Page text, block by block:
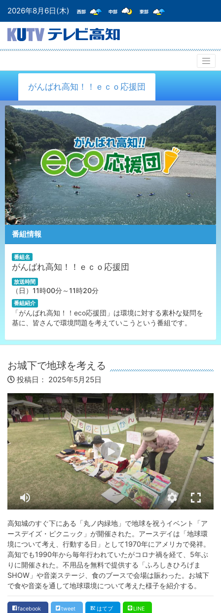
2026年8月6日(木)
がんばれ高知！！ｅｃｏ応援団
番組情報
番組名
がんばれ高知！！ｅｃｏ応援団
放送時間
（日）11時00分～11時20分
番組紹介
「がんばれ高知！！eco応援団」は環境に対する素朴な疑問を
基に、皆さんで環境問題を考えていこうという番組です。
お城下で地球を考える
投稿日： 2025年5月25日
高知城のすぐ下にある「丸ノ内緑地」で地球を祝うイベント「ア
ースデイズ・ピクニック」が開催された。アースデイは「地球環
境について考え、行動する日」として1970年にアメリカで発祥。
高知でも1990年から毎年行われていたがコロナ禍を経て、5年ぶ
りに開催された。不用品を無料で提供する「ふろしきひろげま
SHOW」や音楽ステージ、食のブースで会場は賑わった。お城下
で食や音楽を通して地球環境について考えた様子を紹介する。
facebook tweet はてブ LINE